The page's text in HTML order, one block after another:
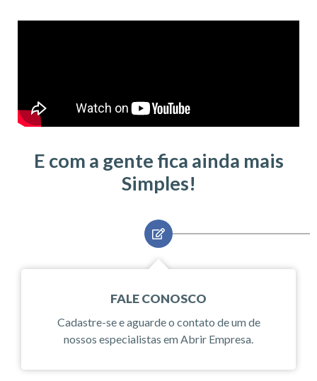
E com a gente fica ainda mais
Simples!
FALE CONOSCO
Cadastre-se e aguarde o contato de um de
nossos especialistas em Abrir Empresa.